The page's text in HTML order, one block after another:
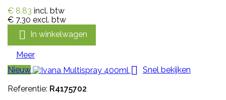
€ 8,83 incl. btw
€ 7,30 excl. btw
 In winkelwagen
Meer
Nieuw
 Snel bekijken
Referentie: R4175702